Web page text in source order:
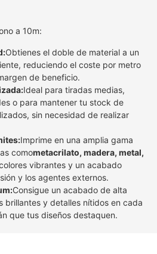
a 10m:
Obtienes el doble de material a un
reduciendo el coste por metro
de beneficio.
Ideal para tiradas medias,
o para mantener tu stock de
sin necesidad de realizar
Imprime en una amplia gama
comometacrilato, madera, metal,
vibrantes y un acabado
y los agentes externos.
Consigue un acabado de alta
brillantes y detalles nítidos en cada
que tus diseños destaquen.